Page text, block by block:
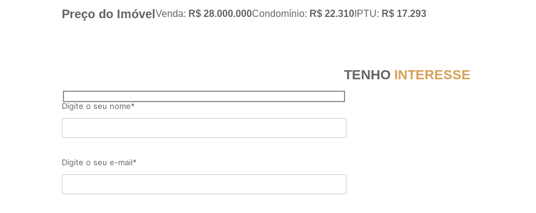
Preço do Imóvel Venda: R$ 28.000.000Condomínio: R$ 22.310 IPTU: R$ 17.293
TENHOINTERESSE
Digite o seu nome*
Digite o seu e-mail*